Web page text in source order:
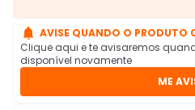
 AVISE QUANDO O PRODUTO
Clique aqui e te avisaremos
disponível novamente
ME